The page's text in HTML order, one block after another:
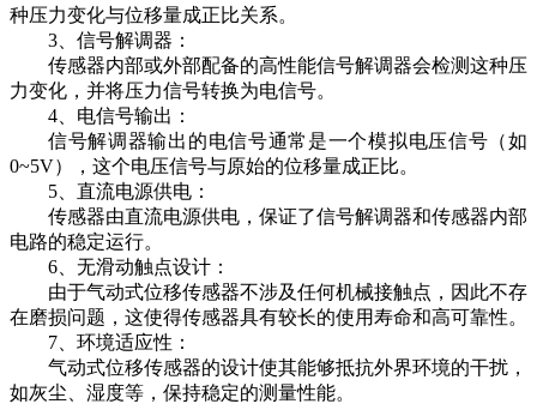
种压力变化与位移量成正比关系。
3、 信号解调器：
传感器内部或外部配备的高性能信号解调器会检测这种压
力变化，并将压力信号转换为电信号。
4、 电信号输出：
信号解调器输出的电信号通常是一个模拟电压信号（如
0~5V），这个电压信号与原始的位移量成正比。
5、 直流电源供电：
传感器由直流电源供电，保证了信号解调器和传感器内部
电路的稳定运行。
6、 无滑动触点设计：
由于气动式位移传感器不涉及任何机械接触点，因此不存
在磨损问题，这使得传感器具有较长的使用寿命和高可靠性。
7、 环境适应性：
气动式位移传感器的设计使其能够抵抗外界环境的干扰，
如灰尘、湿度等，保持稳定的测量性能。